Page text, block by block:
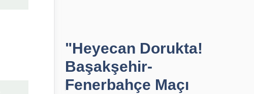
"Heyecan Dorukta!
Başakşehir-
Fenerbahçe Maçı